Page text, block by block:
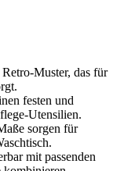
Muster, das für
festen und
Utensilien.
sorgen für
mit passenden